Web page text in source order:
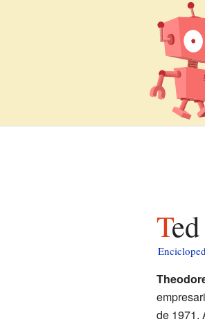
de 1971.